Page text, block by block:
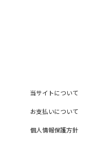
当サイトについて
お支払いについて
個人情報保護方針